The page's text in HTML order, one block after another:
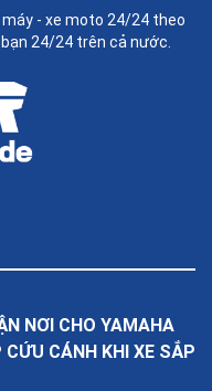
- xe moto 24/24 theo
24/24 trên cả nước.
NƠI CHO YAMAHA
CÁNH KHI XE SẮP